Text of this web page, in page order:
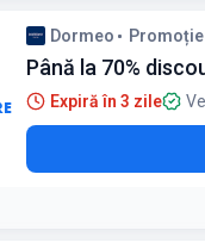
doar pentru comenzile de
Dormeo Promoție
Până la 70%
Expiră în 3 zile